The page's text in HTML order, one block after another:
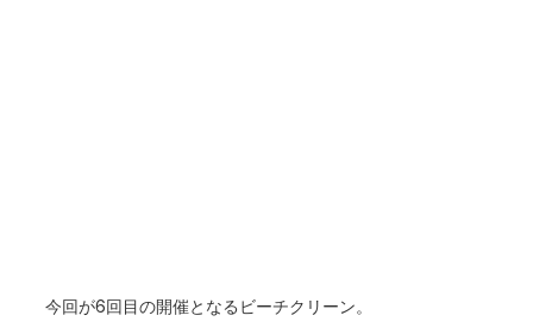
今回が6回目の開催となるビーチクリーン。